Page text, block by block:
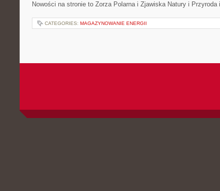
Nowości na stronie to Zorza Polarna i Zjawiska Natury i
CATEGORIES: MAGAZYNOWANIE ENERGII